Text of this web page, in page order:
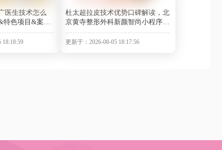
医生技术怎么
特色项目&案
序一键预约！
18:18:59
杜太超拉皮技术优势口碑解读，北
京黄寺整形外科新颜智尚小程序可
预约
更新于：2026-08-05 18:17:56